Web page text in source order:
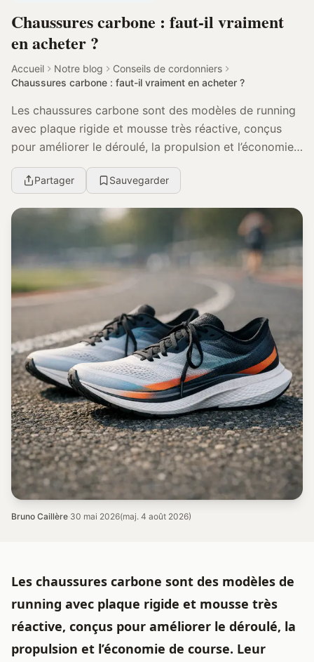
Chaussures carbone : faut-il vraiment
en acheter ?
Accueil Notre blog
Conseils de cordonniers
Chaussures carbone : faut-il vraiment en acheter ?
Les chaussures carbone sont des modèles de running
avec plaque rigide et mousse très réactive, conçus
pour améliorer le déroulé, la propulsion et l’économie
de course. Leur intérêt dépend surtout de v...
Partager Sauvegarder
Bruno Caillère·30 mai 2026(maj. 4 août 2026)
Les chaussures carbone sont des modèles de
running avec plaque rigide et mousse très
réactive, conçus pour améliorer le déroulé, la
propulsion et l’économie de course. Leur